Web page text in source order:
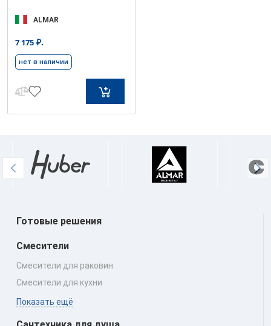
ALMAR
7 175 ₽.
нет в наличии
Готовые решения
Смесители
Смесители для раковин
Смесители для кухни
Показать ещё